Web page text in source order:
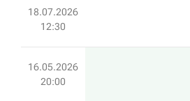
18.07.2026
12:30
16.05.2026
20:00